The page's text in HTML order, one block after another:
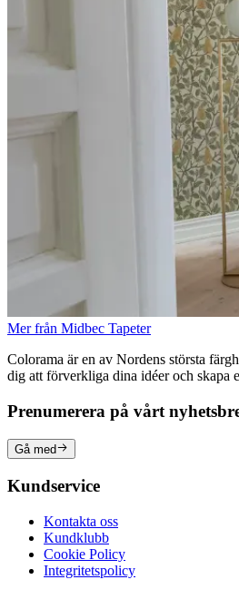
Mer från Midbec Tapeter
Colorama är en av Nordens största
dig att förverkliga dina idéer och skapa
Prenumerera på vårt
Gå med
Kundservice
Kontakta oss
Kundklubb
Cookie Policy
Integritetspolicy